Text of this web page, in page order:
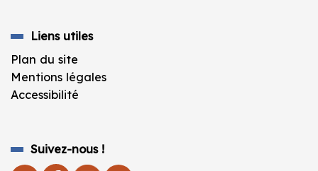
Liens utiles
Plan du site
Mentions légales
Accessibilité
Suivez-nous !